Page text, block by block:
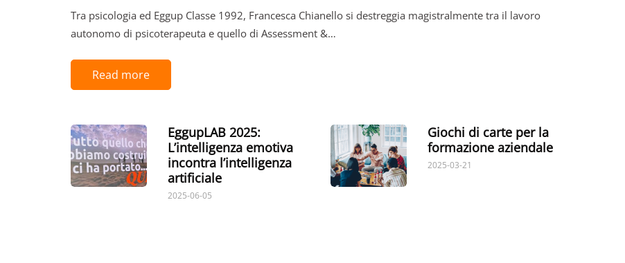
Tra psicologia ed Eggup Classe 1992, Francesca Chianello si destreggia magistralmente tra il lavoro
autonomo di psicoterapeuta e quello di Assessment &…
Read more
EggupLAB 2025:
L’intelligenza emotiva
incontra l’intelligenza
artificiale
2025-06-05
Giochi di carte per la
formazione aziendale
2025-03-21